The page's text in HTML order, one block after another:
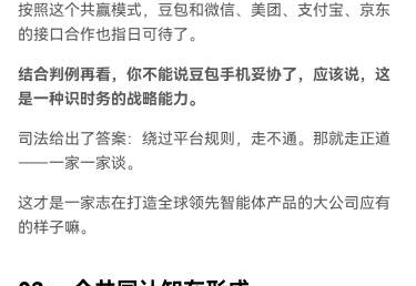
按照这个共赢模式，豆包和微信、美团、支付宝、京东
的接口合作也指日可待了。
结合判例再看，你不能说豆包手机妥协了，应该说，这
是一种识时务的战略能力。
司法给出了答案：绕过平台规则，走不通。那就走正道
——一家一家谈。
这才是一家志在打造全球领先智能体产品的大公司应有
的样子嘛。